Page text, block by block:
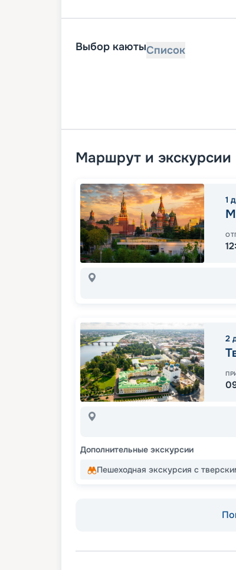
Выбор каютыСписок
Маршрут и экскурсии
1
2
Дополнительные экскурсии
Пешеходная экскурсия с